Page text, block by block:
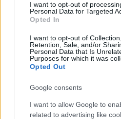
I want to opt-out of
Personal Data for Targeted
Opted In
I want to opt-out of
Retention, Sale, and/or
Personal Data that Is
Purposes for which it was
Opted Out
Google consents
I want to allow Google to
related to advertising like